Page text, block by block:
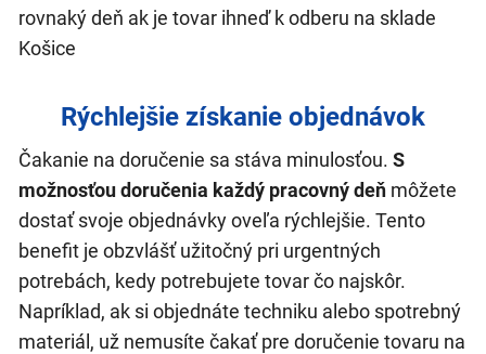
rovnaký deň ak je tovar ihneď k odberu na sklade
Košice
Rýchlejšie získanie objednávok
Čakanie na doručenie sa stáva minulosťou. S
možnosťou doručenia každý pracovný deň môžete
dostať svoje objednávky oveľa rýchlejšie. Tento
benefit je obzvlášť užitočný pri urgentných
potrebách, kedy potrebujete tovar čo najskôr.
Napríklad, ak si objednáte techniku alebo spotrebný
materiál, už nemusíte čakať pre doručenie tovaru na